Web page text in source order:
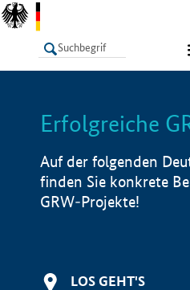
LISTE
Erfolgreiche
Auf der folgenden
finden Sie konkrete
GRW-Projekte!
LOS GEHT'S